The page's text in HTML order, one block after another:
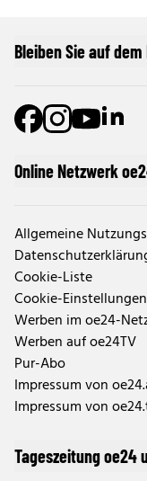
Online Netzwerk
Allgemeine
Cookie-Liste
Cookie-
Werben im oe24-
Werben auf oe24TV
Pur-Abo
Impressum von
Impressum von
Tageszeitung oe24
Bleiben Sie auf